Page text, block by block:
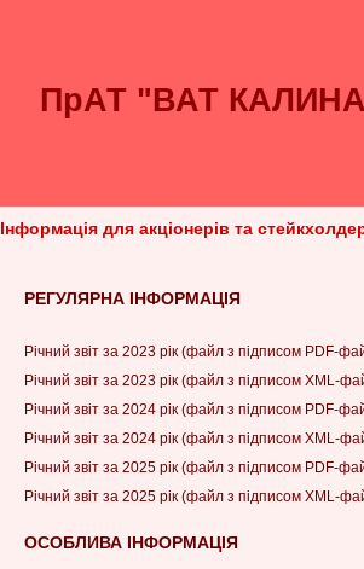
ПрАТ "ВАТ
Інформація для акціонерів та
РЕГУЛЯРНА ІНФОРМАЦІЯ
Річний звіт за 2023 рік (файл з підписом PDF-
Річний звіт за 2023 рік (файл з підписом XML-
Річний звіт за 2024 рік (файл з підписом PDF-
Річний звіт за 2024 рік (файл з підписом XML-
Річний звіт за 2025 рік (файл з підписом PDF-
Річний звіт за 2025 рік (файл з підписом XML-
ОСОБЛИВА ІНФОРМАЦІЯ